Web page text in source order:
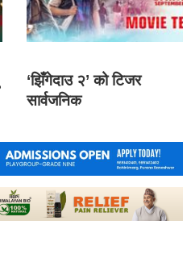
‘झिँगेदाउ २’ को टिजर
सार्वजनिक